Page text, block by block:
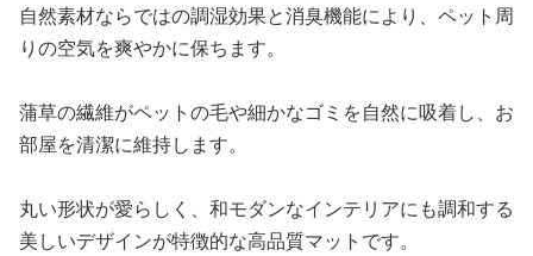
自然素材ならではの調湿効果と消臭機能により、ペット周
りの空気を爽やかに保ちます。
蒲草の繊維がペットの毛や細かなゴミを自然に吸着し、お
部屋を清潔に維持します。
丸い形状が愛らしく、和モダンなインテリアにも調和する
美しいデザインが特徴的な高品質マットです。